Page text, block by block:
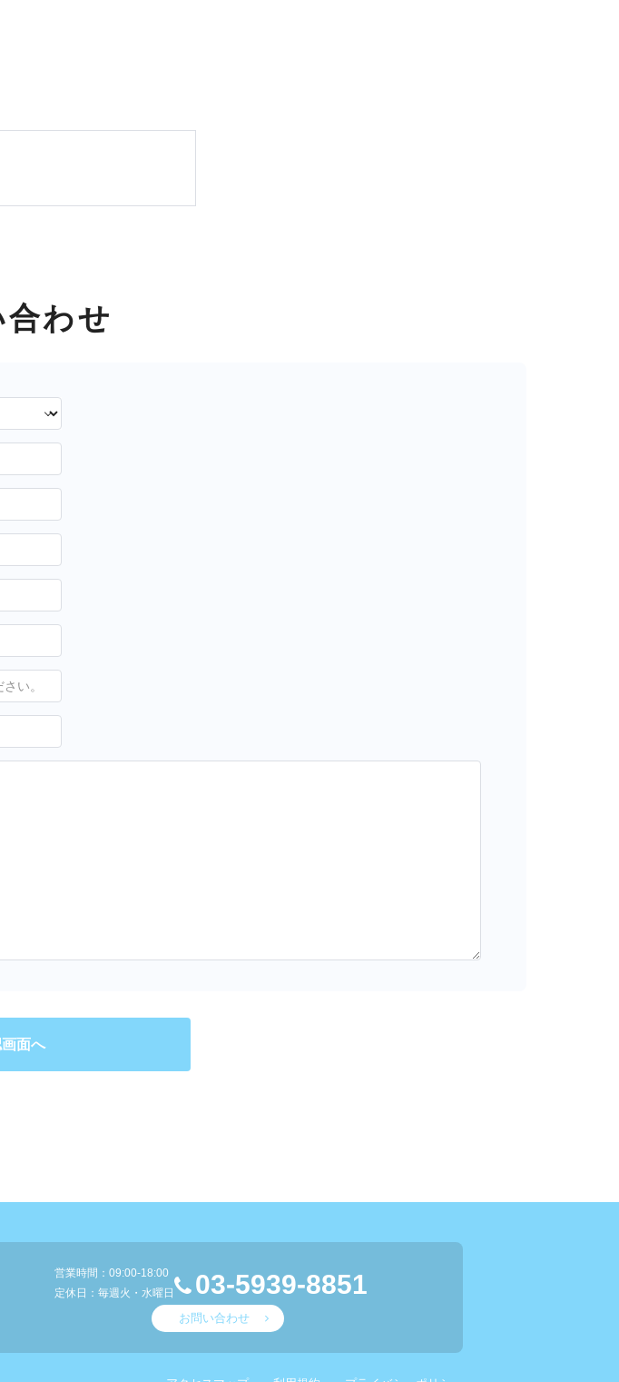
わせ
営業時間：09:00-18:00
定休日：毎週火・水曜日
03-5939-8851
お問い合わせ